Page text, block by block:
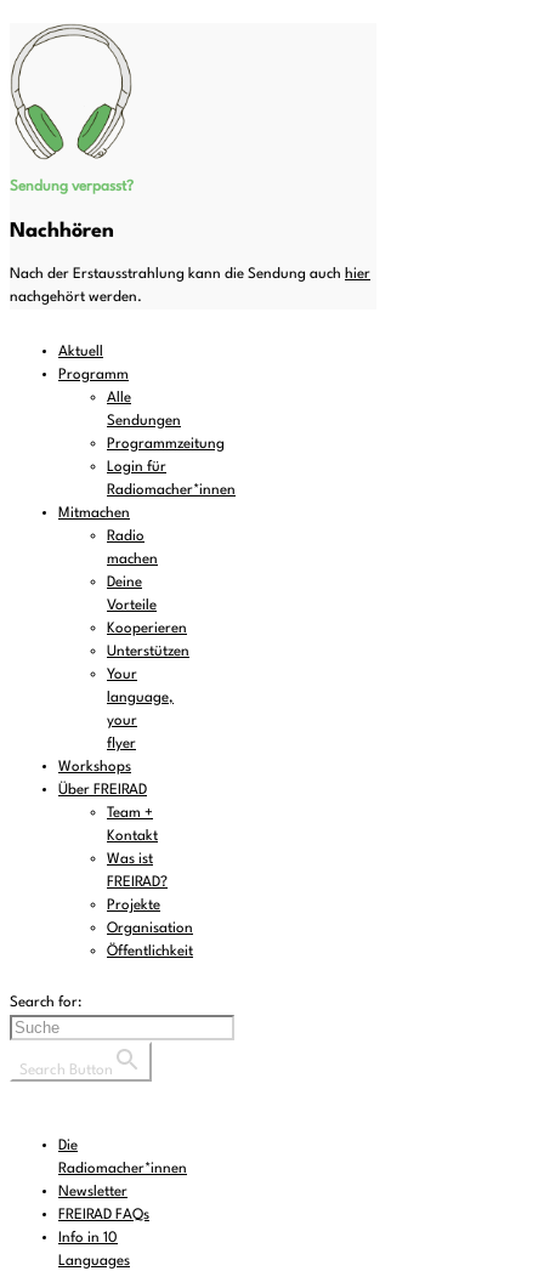
Sendung verpasst?
Nachhören
Nach der Erstausstrahlung kann die Sendung auch hier
nachgehört werden.
Aktuell
Programm
Alle
Sendungen
Programmzeitung
Login für
Radiomacher*innen
Mitmachen
Radio
machen
Deine
Vorteile
Kooperieren
Unterstützen
Your
language,
your
flyer
Workshops
Über FREIRAD
Team +
Kontakt
Was ist
FREIRAD?
Projekte
Organisation
Öffentlichkeit
Search for:
Search Button
Die
Radiomacher*innen
Newsletter
FREIRAD FAQs
Info in 10
Languages